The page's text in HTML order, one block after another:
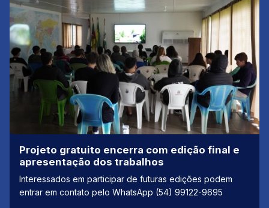
Projeto gratuito encerra com edição final e
apresentação dos trabalhos
Interessados em participar de futuras edições podem
entrar em contato pelo WhatsApp (54) 99122-9695